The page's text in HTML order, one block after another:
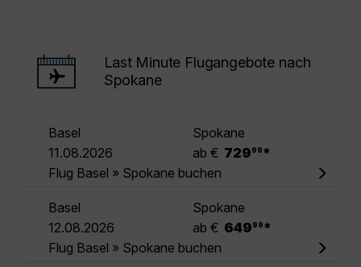
Last Minute Flugangebote nach
Spokane
Basel
Spokane
11.08.2026
ab € 729 99 *
Flug Basel » Spokane buchen
Basel
Spokane
12.08.2026
ab € 649 99 *
Flug Basel » Spokane buchen